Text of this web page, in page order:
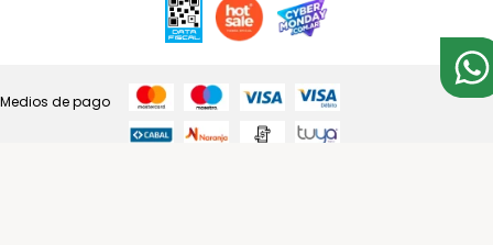
Medios de pago